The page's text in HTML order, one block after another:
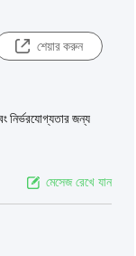
শেয়ার করুন
জন্য
মেসেজ রেখে যান